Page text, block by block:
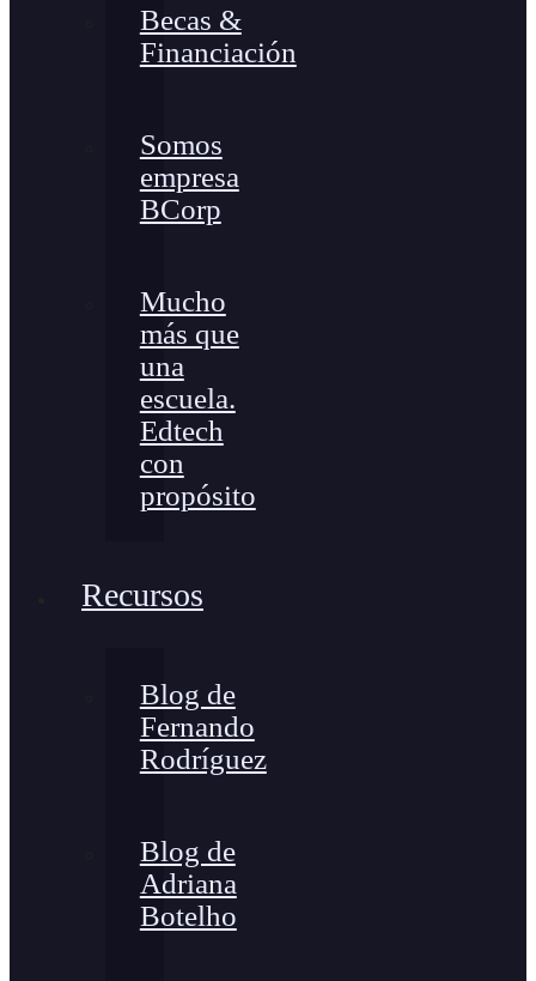
Becas &
Financiación
Somos
empresa
BCorp
Mucho
más que
una
escuela.
Edtech
con
propósito
Recursos
Blog de
Fernando
Rodríguez
Blog de
Adriana
Botelho